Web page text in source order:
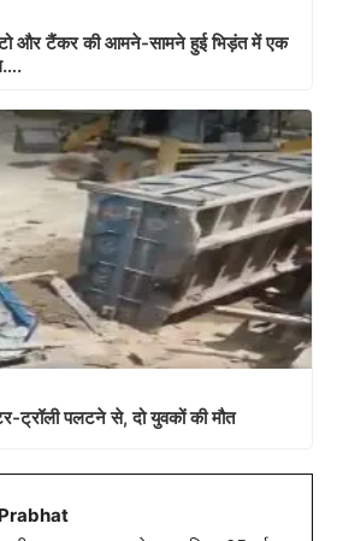
और टैंकर की आमने-सामने हुई भिड़ंत में एक
ट्रॉली पलटने से, दो युवकों की मौत
Prabhat